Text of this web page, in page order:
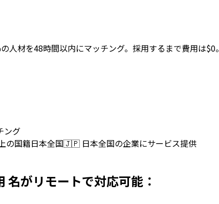
材を48時間以内にマッチング。採用するまで費用は$0。
ング
の国籍日本全国🇯🇵 日本全国の企業にサービス提供
がリモートで対応可能：